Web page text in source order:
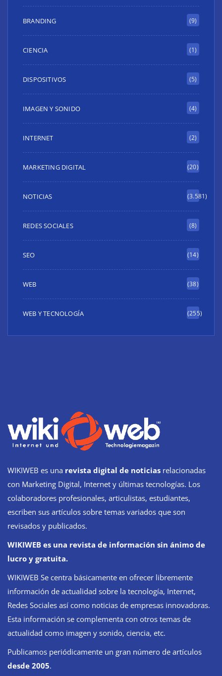
BRANDING (9)
CIENCIA (1)
DISPOSITIVOS (5)
IMAGEN Y SONIDO (4)
INTERNET (2)
MARKETING DIGITAL (20)
NOTICIAS (3.581)
REDES SOCIALES (8)
SEO (14)
WEB (38)
WEB Y TECNOLOGÍA (255)
WIKIWEB es una revista digital de noticias relacionadas
con Marketing Digital, Internet y últimas tecnologías. Los
colaboradores profesionales, articulistas, estudiantes,
escriben sus artículos sobre temas variados que son
revisados y publicados.
WIKIWEB es una revista de información sin ánimo de
lucro y gratuita.
WIKIWEB Se centra básicamente en ofrecer libremente
información de actualidad sobre la tecnología, Internet,
Redes Sociales así como noticias de empresas innovadoras.
Esta información se complementa con otros temas de
actualidad como imagen y sonido, ciencia, etc.
Publicamos periódicamente un gran número de artículos
desde 2005.